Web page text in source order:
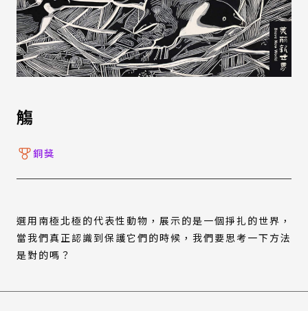
觴
銅獎
選用南極北極的代表性動物，展示的是一個掙扎的世界，
當我們真正認識到保護它們的時候，我們要思考一下方法
是對的嗎？